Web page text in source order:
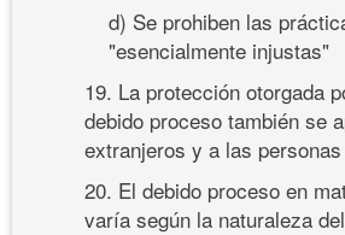
d) Se prohiben las
"esencialmente injustas"
19. La protección otorgada
debido proceso también se
extranjeros y a las
20. El debido proceso en
varía según la naturaleza